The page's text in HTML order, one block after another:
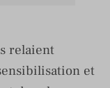
relaient
et